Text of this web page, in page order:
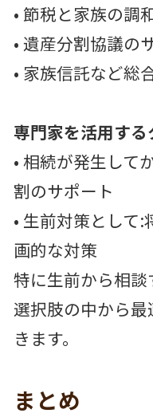
• 節税と家族の調
• 遺産分割協議の
• 家族信託など総
専門家を活用す
• 相続が発生して
割のサポート
• 生前対策として
画的な対策
特に生前から相
選択肢の中から
きます。
まとめ